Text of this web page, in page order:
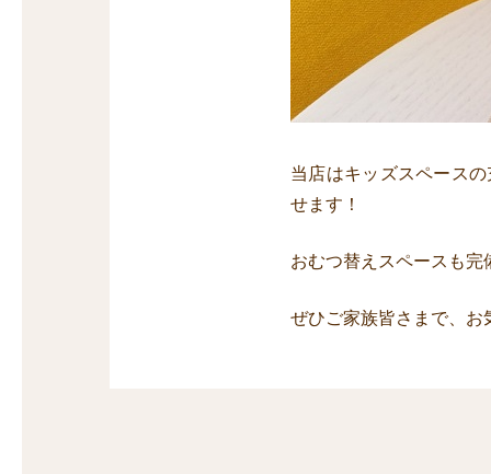
当店はキッズスペース
せます！
おむつ替えスペースも
ぜひご家族皆さまで、お